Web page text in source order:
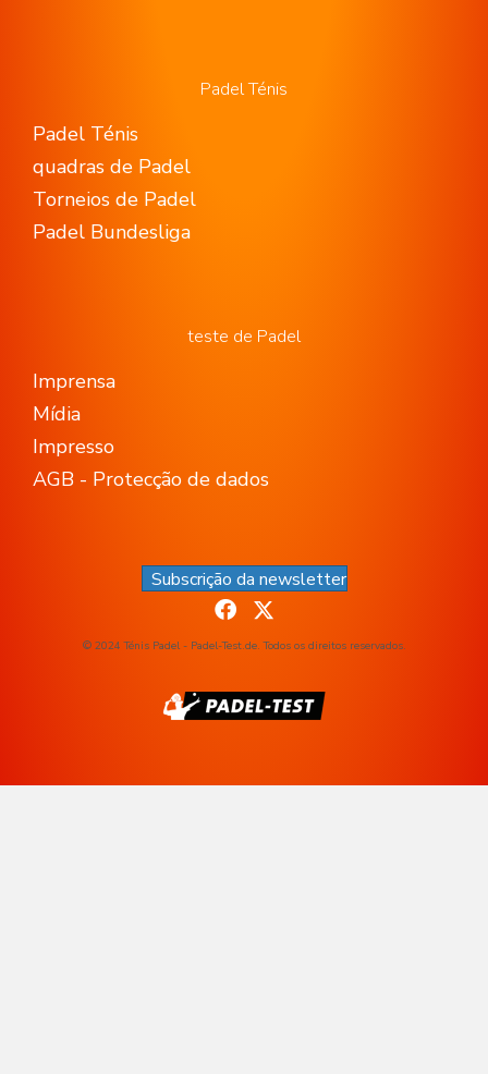
Padel Ténis
Padel Ténis
quadras de Padel
Torneios de Padel
Padel Bundesliga
teste de Padel
Imprensa
Mídia
Impresso
AGB - Protecção de dados
Subscrição da newsletter
© 2024 Ténis Padel - Padel-Test.de. Todos os direitos reservados.